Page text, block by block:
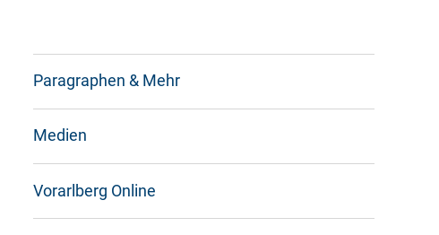
Paragraphen & Mehr
Medien
Vorarlberg Online